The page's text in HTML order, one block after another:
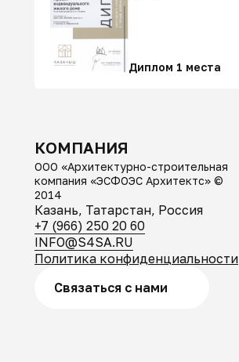
Диплом 1 места
КОМПАНИЯ
ООО «Архитектурно-строительная
компания «ЭСФОЭС Архитектс» ©
2014
Казань, Татарстан, Россия
+7 (966) 250 20 60
INFO@S4SA.RU
Политика конфиденциальности
Связаться с нами